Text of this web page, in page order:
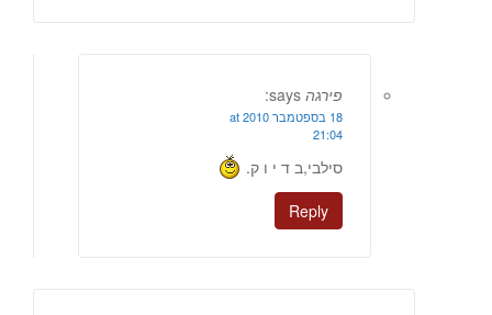
פירגה says:
18 בספטמבר 2010 at
21:04
סילבי,ב ד י ו ק.
Reply